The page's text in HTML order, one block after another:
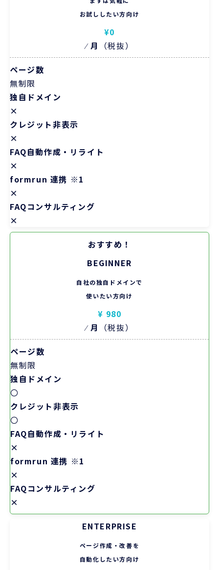
お試ししたい方向け
¥0
⁄ 月 （税抜）
ページ数
無制限
独自ドメイン
×
クレジット非表示
×
FAQ自動作成・リライト
×
formrun 連携 ※1
×
FAQコンサルティング
×
おすすめ！
BEGINNER
自社の独自ドメインで
使いたい方向け
¥ 980
⁄ 月 （税抜）
ページ数
無制限
独自ドメイン
〇
クレジット非表示
〇
FAQ自動作成・リライト
×
formrun 連携 ※1
×
FAQコンサルティング
×
ENTERPRISE
ページ作成・改善を
自動化したい方向け